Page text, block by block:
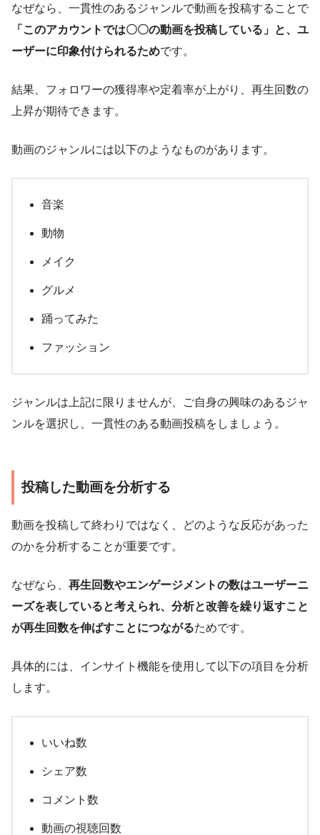
なぜなら、一貫性のあるジャンルで動画を投稿することで
「このアカウントでは〇〇の動画を投稿している」と、ユ
ーザーに印象付けられるためです。
結果、フォロワーの獲得率や定着率が上がり、再生回数の
上昇が期待できます。
動画のジャンルには以下のようなものがあります。
音楽
動物
メイク
グルメ
踊ってみた
ファッション
ジャンルは上記に限りませんが、ご自身の興味のあるジャ
ンルを選択し、一貫性のある動画投稿をしましょう。
投稿した動画を分析する
動画を投稿して終わりではなく、どのような反応があった
のかを分析することが重要です。
なぜなら、 再生回数やエンゲージメントの数はユーザーニ
ーズを表していると考えられ、分析と改善を繰り返すこと
が再生回数を伸ばすことにつながるためです。
具体的には、インサイト機能を使用して以下の項目を分析
します。
いいね数
シェア数
コメント数
動画の視聴回数